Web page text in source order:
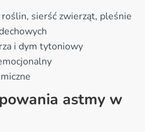
sierść zwierząt, pleśnie
i dym tytoniowy
astmy w